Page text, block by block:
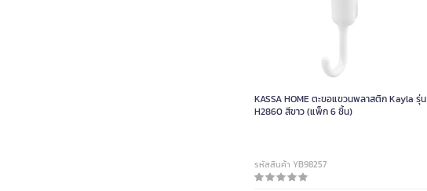
จัดส่งพร้อมติดตั้ง
KASSA HOME ตะขอแขวนพลาสติก Kayla รุ่น
H2860 สีขาว (แพ็ก 6 ชิ้น)
รหัสสินค้า YB98257